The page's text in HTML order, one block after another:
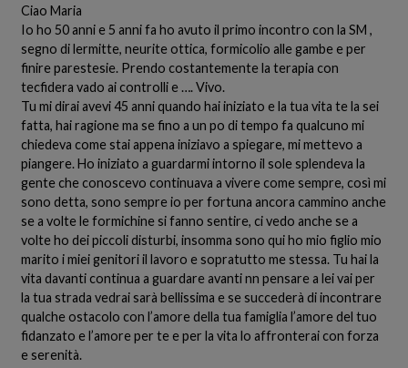
Ciao Maria
Io ho 50 anni e 5 anni fa ho avuto il primo incontro con la SM ,
segno di lermitte, neurite ottica, formicolio alle gambe e per
finire parestesie. Prendo costantemente la terapia con
tecfidera vado ai controlli e …. Vivo.
Tu mi dirai avevi 45 anni quando hai iniziato e la tua vita te la sei
fatta, hai ragione ma se fino a un po di tempo fa qualcuno mi
chiedeva come stai appena iniziavo a spiegare, mi mettevo a
piangere. Ho iniziato a guardarmi intorno il sole splendeva la
gente che conoscevo continuava a vivere come sempre, così mi
sono detta, sono sempre io per fortuna ancora cammino anche
se a volte le formichine si fanno sentire, ci vedo anche se a
volte ho dei piccoli disturbi, insomma sono qui ho mio figlio mio
marito i miei genitori il lavoro e sopratutto me stessa. Tu hai la
vita davanti continua a guardare avanti nn pensare a lei vai per
la tua strada vedrai sarà bellissima e se succederà di incontrare
qualche ostacolo con l’amore della tua famiglia l’amore del tuo
fidanzato e l’amore per te e per la vita lo affronterai con forza
e serenità.